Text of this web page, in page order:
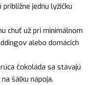
jednu lyžičku
chuť už pri minimálnom
alebo domácich
čokoláda sa stávajú
šálku nápoja.